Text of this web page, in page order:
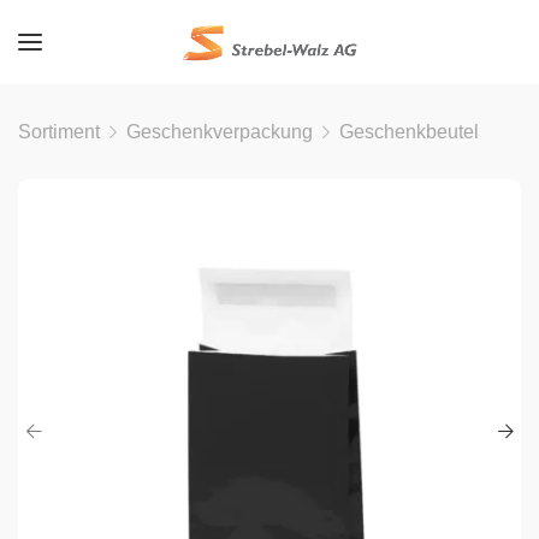
Sortiment Geschenkverpackung Geschenkbeutel